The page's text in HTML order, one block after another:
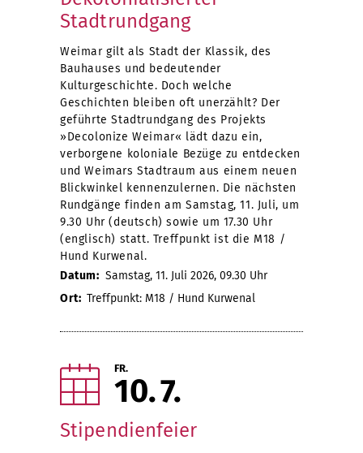
Stadtrundgang
Weimar gilt als Stadt der Klassik, des
Bauhauses und bedeutender
Kulturgeschichte. Doch welche
Geschichten bleiben oft unerzählt? Der
geführte Stadtrundgang des Projekts
»Decolonize Weimar« lädt dazu ein,
verborgene koloniale Bezüge zu entdecken
und Weimars Stadtraum aus einem neuen
Blickwinkel kennenzulernen. Die nächsten
Rundgänge finden am Samstag, 11. Juli, um
9.30 Uhr (deutsch) sowie um 17.30 Uhr
(englisch) statt. Treffpunkt ist die M18 /
Hund Kurwenal.
Datum: Samstag, 11. Juli 2026, 09.30 Uhr
Ort: Treffpunkt: M18 / Hund Kurwenal
FR.
10 7
Stipendienfeier